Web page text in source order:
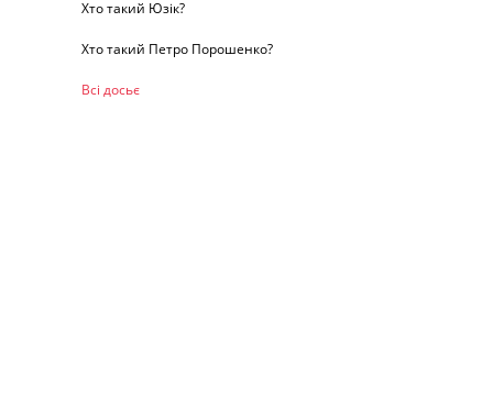
Хто такий Юзік?
Хто такий Петро Порошенко?
Всі досьє